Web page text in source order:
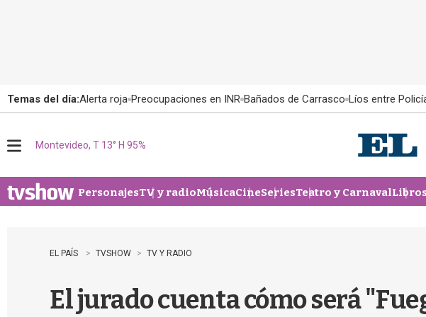
Temas del día:Alerta roja Preocupaciones en INR Bañados de Carrasco Líos entre
u
Montevideo, T 13° H 95%
PersonajesTV y radioMúsicaCineSeriesTeatro y CarnavalLibros
EL PAÍS TVSHOW TV Y RADIO
El jurado cuenta cómo será